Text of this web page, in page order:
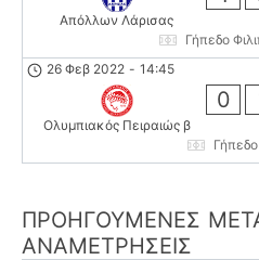
Απόλλων Λάρισας
Γήπεδο
26 Φεβ 2022 - 14:45
Ολυμπιακός Πειραιώς β
0
ΠΡΟΗΓΟΎΜΕΝΕΣ
ΑΝΑΜΕΤΡΉΣΕΙΣ